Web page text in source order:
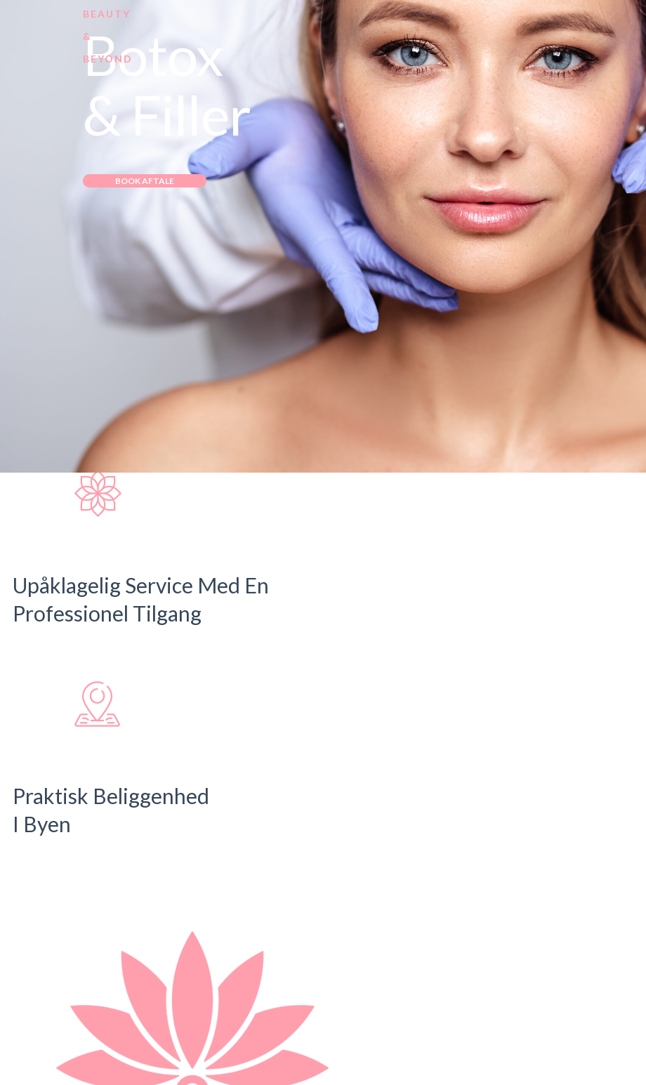
Botox
& Filler
BEAUTY
&
BEYOND
BOOK AFTALE
Over 20 Forskellige
Procedurer
Upåklagelig Service Med En
Professionel Tilgang
Praktisk Beliggenhed
I Byen